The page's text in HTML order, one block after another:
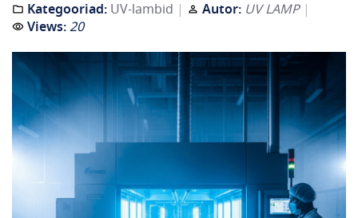
Kategooriad: UV-lambid Autor: UV LAMP
Views:20